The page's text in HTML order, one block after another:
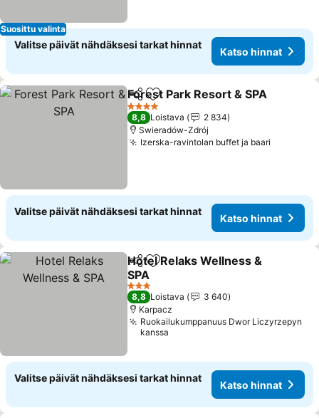
Suosittu valinta
Valitse päivät nähdäksesi tarkat hinnat
Katso hinnat
Jaa Lisää suosikkeihin
Forest Park Resort & SPA
4 Tähtiluokitus
8,8 Loistava
2 834
Swieradów-Zdrój
Izerska-ravintolan buffet ja baari
Valitse päivät nähdäksesi tarkat hinnat
Katso hinnat
Jaa Lisää suosikkeihin
Hotel Relaks Wellness &
SPA
Katso hinnat
3 Tähtiluokitus
8,8 Loistava
3 640
Karpacz
Ruokailukumppanuus Dwor Liczyrzepyn
kanssa
Valitse päivät nähdäksesi tarkat hinnat
Katso hinnat